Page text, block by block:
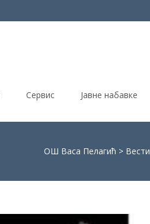
Сервис Јавне набавке
ОШ Васа Пелагић > Вести